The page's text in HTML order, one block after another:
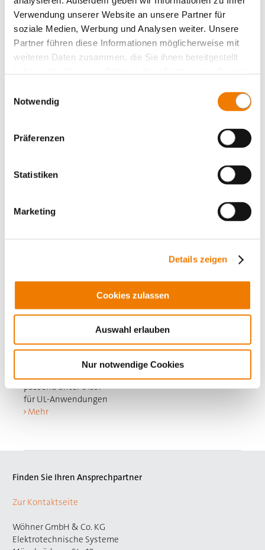
Verwendung unserer Website an unsere Partner für
soziale Medien, Werbung und Analysen weiter. Unsere
Partner führen diese Informationen möglicherweise mit
weiteren Daten zusammen, die Sie ihnen bereitgestellt
Notwendig
Präferenzen
Statistiken
Marketing
Details zeigen
Cookies zulassen
Auswahl erlauben
Nur notwendige Cookies
System 60Classic, 5-polig
System 185Power
Zentraleinspeisung
Panel Schaltgeräte
Value Added Services
01359000A
passend unter 01357
für UL-Anwendungen
Mehr
Finden Sie Ihren Ansprechpartner
Zur Kontaktseite
Wöhner GmbH & Co. KG
Elektrotechnische Systeme